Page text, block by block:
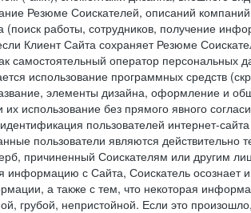
Резюме Соискателей, описаний
(поиск работы, сотрудников, получение
Клиент Сайта сохраняет Резюме
самостоятельный оператор персональных
использование программных средств
элементы дизайна, оформление и
их использование без прямого явного
пользователей интернет-
пользователи являются
причиненный Соискателям или другим
информацию с Сайта, Соискатель осознает
а также с тем, что некоторая
грубой, непристойной. Если это